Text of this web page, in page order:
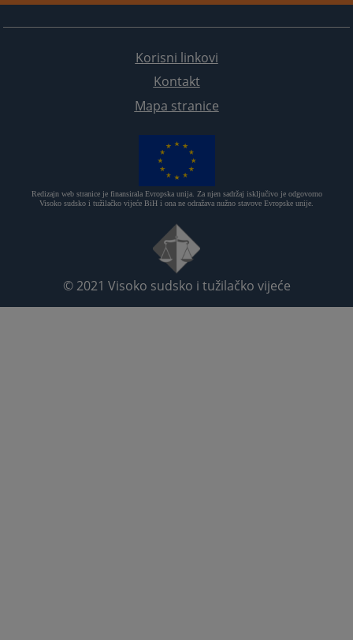
Korisni linkovi
Kontakt
Mapa stranice
Redizajn web stranice je finansirala Evropska unija. Za njen sadržaj isključivo je odgovorno
Visoko sudsko i tužilačko vijeće BiH i ona ne odražava nužno stavove Evropske unije.
© 2021 Visoko sudsko i tužilačko vijeće